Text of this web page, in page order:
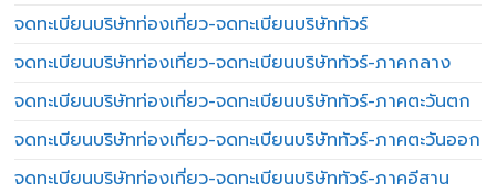
จดทะเบียนบริษัทท่องเที่ยว-จดทะเบียนบริษัททัวร์
จดทะเบียนบริษัทท่องเที่ยว-จดทะเบียนบริษัททัวร์-ภาคกลาง
จดทะเบียนบริษัทท่องเที่ยว-จดทะเบียนบริษัททัวร์-ภาคตะวันตก
จดทะเบียนบริษัทท่องเที่ยว-จดทะเบียนบริษัททัวร์-ภาคตะวันออก
จดทะเบียนบริษัทท่องเที่ยว-จดทะเบียนบริษัททัวร์-ภาคอีสาน